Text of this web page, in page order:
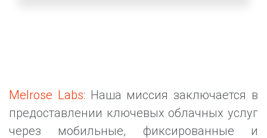
Melrose Labs: Наша миссия заключается в
предоставлении ключевых облачных услуг
через мобильные, фиксированные и